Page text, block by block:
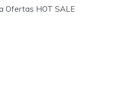
Ofertas HOT SALE